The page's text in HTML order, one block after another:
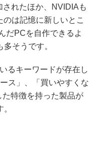
れたほか、NVIDIAも
は記憶に新しいとこ
だPCを自作できるよ
そうです。
るキーワードが存在し
ス」、「買いやすくな
特徴を持った製品が